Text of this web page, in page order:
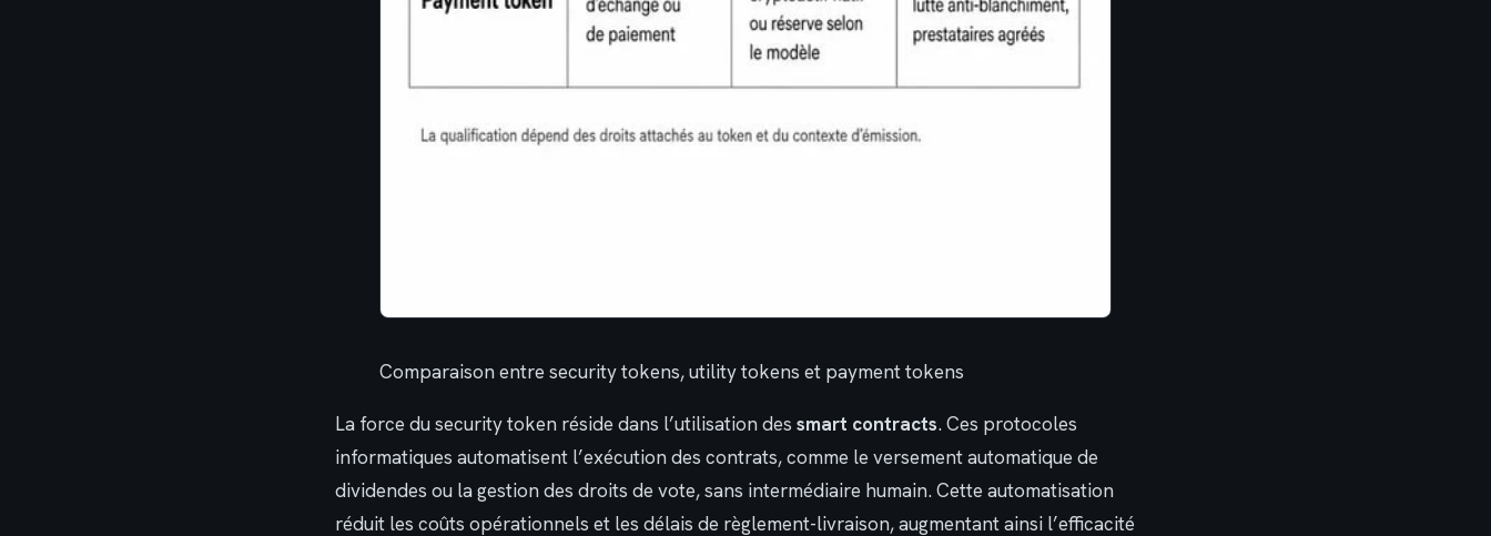
Comparaison entre security tokens, utility tokens et payment tokens
La force du security token réside dans l’utilisation des smart contracts. Ces protocoles
informatiques automatisent l’exécution des contrats, comme le versement automatique de
dividendes ou la gestion des droits de vote, sans intermédiaire humain. Cette automatisation
réduit les coûts opérationnels et les délais de règlement-livraison, augmentant ainsi l’efficacité